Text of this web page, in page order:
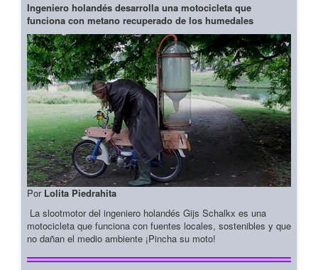
Ingeniero holandés desarrolla una motocicleta que
funciona con metano recuperado de los humedales
Por Lolita Piedrahita
La slootmotor del ingeniero holandés Gijs Schalkx es una
motocicleta que funciona con fuentes locales, sostenibles y que
no dañan el medio ambiente ¡Pincha su moto!